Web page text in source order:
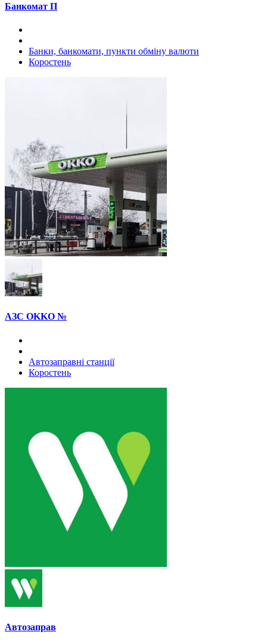
Банкомат П
Банки, банкомати, пункти обміну валюти
Коростень
АЗС OKKO №
Автозаправні станції
Коростень
Автозаправ